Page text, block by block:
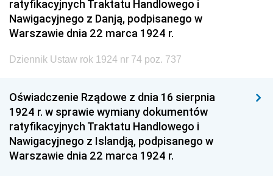
ratyfikacyjnych Traktatu Handlowego i
Nawigacyjnego z Danją, podpisanego w
Warszawie dnia 22 marca 1924 r.
Dziennik Ustaw rok 1924 nr 74 poz. 737
Oświadczenie Rządowe z dnia 16 sierpnia
1924 r. w sprawie wymiany dokumentów
ratyfikacyjnych Traktatu Handlowego i
Nawigacyjnego z Islandją, podpisanego w
Warszawie dnia 22 marca 1924 r.